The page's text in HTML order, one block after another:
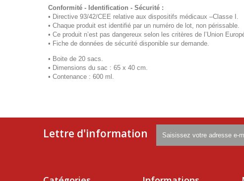
Conformité - Identification - Sécurité :
• Directive 93/42/CEE relative aux dispositifs médicaux –Classe I.
• Chaque produit est identifié par un numéro de lot, non périssable.
• Ce produit n’est pas dangereux selon les critères de l’Union
• Fiche de données de sécurité disponible sur demande.
• Boite de 20 sacs.
• Dimensions du sac : 65 x 40 cm.
• Contenance : 600 ml.
Lettre d'information